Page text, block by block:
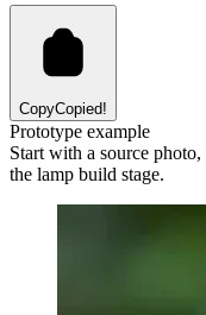
CopyCopied!
Prototype example
Start with a source
the lamp build stage.